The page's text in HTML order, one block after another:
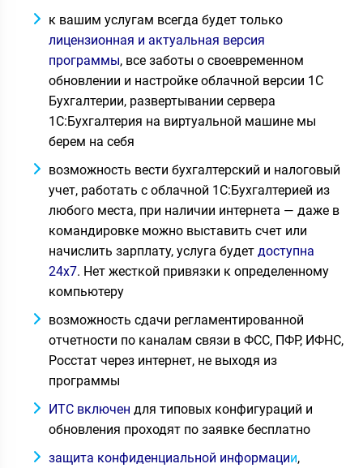
к вашим услугам всегда будет только
лицензионная и актуальная версия
программы, все заботы о своевременном
обновлении и настройке облачной версии 1С
Бухгалтерии, развертывании сервера
1С:Бухгалтерия на виртуальной машине мы
берем на себя
возможность вести бухгалтерский и налоговый
учет, работать с облачной 1С:Бухгалтерией из
любого места, при наличии интернета — даже в
командировке можно выставить счет или
начислить зарплату, услуга будет доступна
24х7. Нет жесткой привязки к определенному
компьютеру
возможность сдачи регламентированной
отчетности по каналам связи в ФСС, ПФР, ИФНС,
Росстат через интернет, не выходя из
программы
ИТС включен для типовых конфигураций и
обновления проходят по заявке бесплатно
защита конфиденциальной информации,